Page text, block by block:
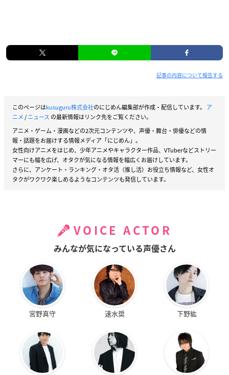
記事の内容について報告する
このページはkusuguru株式会社のにじめん編集部が作成・配信しています。 ア
ニメ/ニュース の最新情報はリンク先をご覧ください。
アニメ・ゲーム・漫画などの2次元コンテンツや、声優・舞台・俳優などの情
報・話題をお届けする情報メディア「にじめん」。
女性向けアニメをはじめ、少年アニメやキャラクター作品、VTuberなどストリー
マーにも幅を広げ、オタクが気になる情報を幅広くお届けしています。
さらに、アンケート・ランキング・オタ活（推し活）お役立ち情報など、女性オ
タクがワクワク楽しめるようなコンテンツも発信しています。
VOICE ACTOR
みんなが気になっている声優さん
宮野真守 速水奨 下野紘